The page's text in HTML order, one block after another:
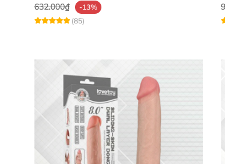
632.000₫
-13%
(85)